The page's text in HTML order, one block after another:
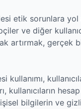
etik sorunlara yol
ve diğer
artırmak, gerçek
kullanımı,
kullanıcıların
bilgilerin ve